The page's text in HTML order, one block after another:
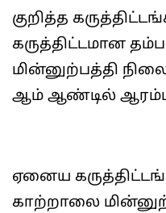
குறித்த
கருத்திட்டமான
மின்னுற்பத்தி
ஆம் ஆண்டில்
ஏனைய
காற்றாலை